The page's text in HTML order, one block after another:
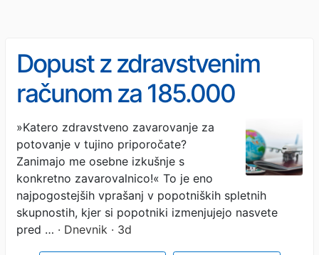
Dopust z zdravstvenim
računom za 185.000
evrov: primeri slovenskih
zavarovalnic
»Katero zdravstveno zavarovanje za
potovanje v tujino priporočate?
Zanimajo me osebne izkušnje s
konkretno zavarovalnico!« To je eno
najpogostejših vprašanj v popotniških spletnih
skupnostih, kjer si popotniki izmenjujejo nasvete
pred … · Dnevnik · 3d